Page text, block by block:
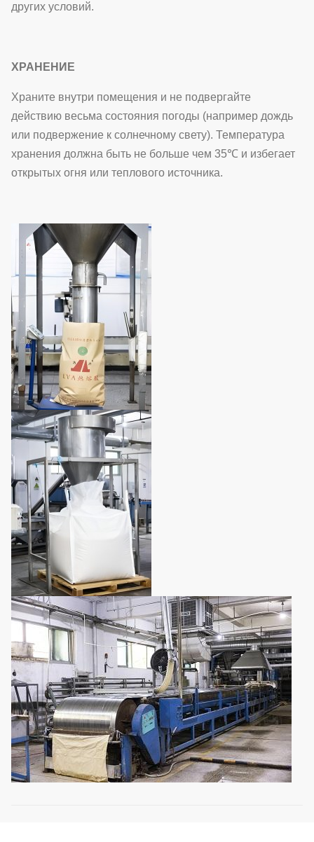
других условий.
ХРАНЕНИЕ
Храните внутри помещения и не подвергайте
действию весьма состояния погоды (например дождь
или подвержение к солнечному свету). Температура
хранения должна быть не больше чем 35℃ и избегает
открытых огня или теплового источника.